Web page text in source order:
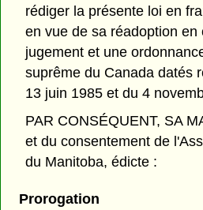
rédiger la présente loi en
en vue de sa réadoption en
jugement et une
suprême du Canada datés
13 juin 1985 et du 4
PAR CONSÉQUENT, SA
et du consentement de
du Manitoba, édicte :
Prorogation